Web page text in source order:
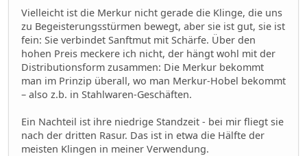
Vielleicht ist die Merkur nicht gerade die Klinge, die uns
zu Begeisterungsstürmen bewegt, aber sie ist gut, sie ist
fein: Sie verbindet Sanftmut mit Schärfe. Über den
hohen Preis meckere ich nicht, der hängt wohl mit der
Distributionsform zusammen: Die Merkur bekommt
man im Prinzip überall, wo man Merkur-Hobel bekommt
– also z.b. in Stahlwaren-Geschäften.
Ein Nachteil ist ihre niedrige Standzeit - bei mir fliegt sie
nach der dritten Rasur. Das ist in etwa die Hälfte der
meisten Klingen in meiner Verwendung.